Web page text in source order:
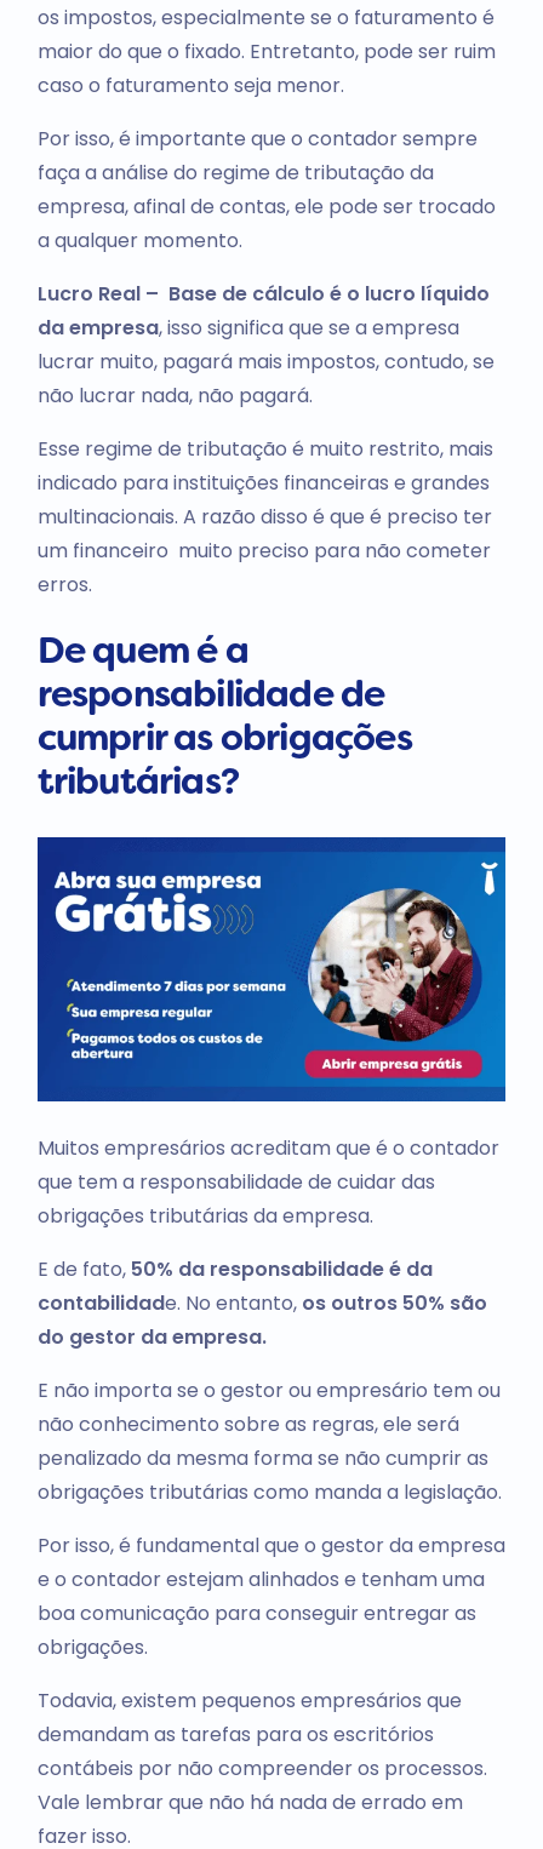
os impostos, especialmente se o faturamento é
maior do que o fixado. Entretanto, pode ser ruim
caso o faturamento seja menor.
Por isso, é importante que o contador sempre
faça a análise do regime de tributação da
empresa, afinal de contas, ele pode ser trocado
a qualquer momento.
Lucro Real – Base de cálculo é o lucro líquido
da empresa, isso significa que se a empresa
lucrar muito, pagará mais impostos, contudo, se
não lucrar nada, não pagará.
Esse regime de tributação é muito restrito, mais
indicado para instituições financeiras e grandes
multinacionais. A razão disso é que é preciso ter
um financeiro muito preciso para não cometer
erros.
De quem é a
responsabilidade de
cumprir as obrigações
tributárias?
Muitos empresários acreditam que é o contador
que tem a responsabilidade de cuidar das
obrigações tributárias da empresa.
E de fato, 50% da responsabilidade é da
contabilidade. No entanto, os outros 50% são
do gestor da empresa.
E não importa se o gestor ou empresário tem ou
não conhecimento sobre as regras, ele será
penalizado da mesma forma se não cumprir as
obrigações tributárias como manda a legislação.
Por isso, é fundamental que o gestor da empresa
e o contador estejam alinhados e tenham uma
boa comunicação para conseguir entregar as
obrigações.
Todavia, existem pequenos empresários que
demandam as tarefas para os escritórios
contábeis por não compreender os processos.
Vale lembrar que não há nada de errado em
fazer isso.